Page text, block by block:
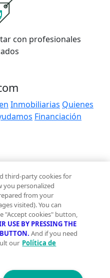
con profesionales
Inmobiliarias Quienes
Financiación
third-party cookies for
you personalized
from your
visited). You can
"Accept cookies" button,
USE BY PRESSING THE
And if you need
our Política de